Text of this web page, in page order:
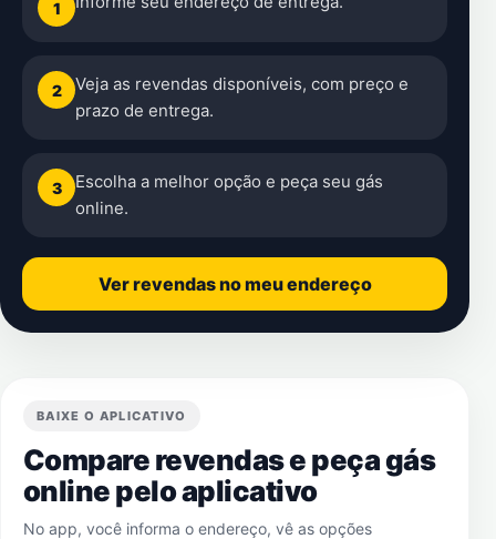
1
2
Veja as revendas disponíveis, com preço e
prazo de entrega.
3
Escolha a melhor opção e peça seu gás
online.
Ver revendas no meu endereço
BAIXE O APLICATIVO
Compare revendas e peça gás
online pelo aplicativo
No app, você informa o endereço, vê as opções